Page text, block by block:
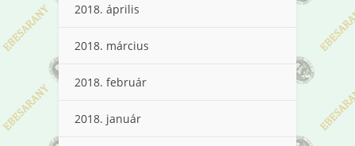
2018. április
2018. március
2018. február
2018. január